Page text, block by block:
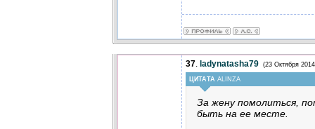
37. ladynatasha79 (23 Октября
ЦИТАТА ALINZA
За жену помолиться,
быть на ее месте.